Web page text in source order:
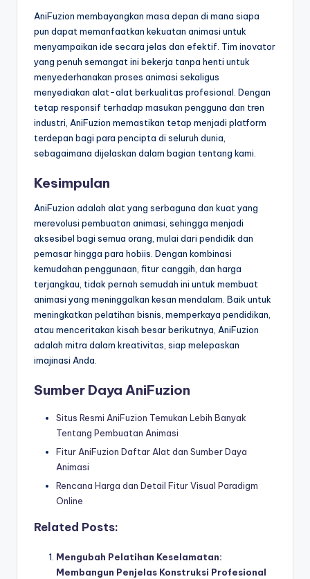
AniFuzion membayangkan masa depan di mana siapa
pun dapat memanfaatkan kekuatan animasi untuk
menyampaikan ide secara jelas dan efektif. Tim inovator
yang penuh semangat ini bekerja tanpa henti untuk
menyederhanakan proses animasi sekaligus
menyediakan alat-alat berkualitas profesional. Dengan
tetap responsif terhadap masukan pengguna dan tren
industri, AniFuzion memastikan tetap menjadi platform
terdepan bagi para pencipta di seluruh dunia,
sebagaimana dijelaskan dalam bagian tentang kami.
Kesimpulan
AniFuzion adalah alat yang serbaguna dan kuat yang
merevolusi pembuatan animasi, sehingga menjadi
aksesibel bagi semua orang, mulai dari pendidik dan
pemasar hingga para hobiis. Dengan kombinasi
kemudahan penggunaan, fitur canggih, dan harga
terjangkau, tidak pernah semudah ini untuk membuat
animasi yang meninggalkan kesan mendalam. Baik untuk
meningkatkan pelatihan bisnis, memperkaya pendidikan,
atau menceritakan kisah besar berikutnya, AniFuzion
adalah mitra dalam kreativitas, siap melepaskan
imajinasi Anda.
Sumber Daya AniFuzion
Situs Resmi AniFuzion Temukan Lebih Banyak
Tentang Pembuatan Animasi
Fitur AniFuzion Daftar Alat dan Sumber Daya
Animasi
Rencana Harga dan Detail Fitur Visual Paradigm
Online
Related Posts:
Mengubah Pelatihan Keselamatan:
Membangun Penjelas Konstruksi Profesional